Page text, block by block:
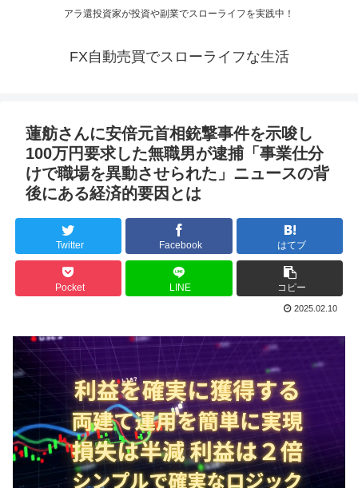
アラ還投資家が投資や副業でスローライフを実践中！
FX自動売買でスローライフな生活
蓮舫さんに安倍元首相銃撃事件を示唆し
100万円要求した無職男が逮捕「事業仕分
けで職場を異動させられた」ニュースの背
後にある経済的要因とは
Twitter Facebook はてブ
Pocket LINE コピー
2025.02.10